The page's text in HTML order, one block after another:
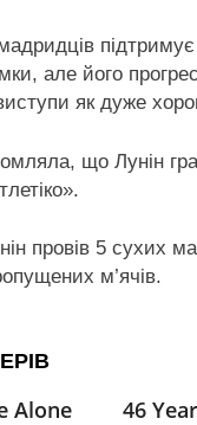
але його
як дуже
що Лунін
провів 5 сухих
м’ячів.